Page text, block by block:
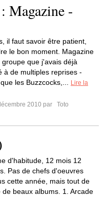
Magazine -
il faut savoir être patient,
le bon moment. Magazine
groupe que j'avais déjà
à de multiples reprises -
les Buzzcocks,...
Lire la
2010 par
Toto
d'habitude, 12 mois 12
Pas de chefs d'oeuvres
cette année, mais tout de
de beaux albums. 1. Arcade